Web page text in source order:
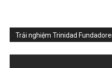
Trải nghiệm Trinidad